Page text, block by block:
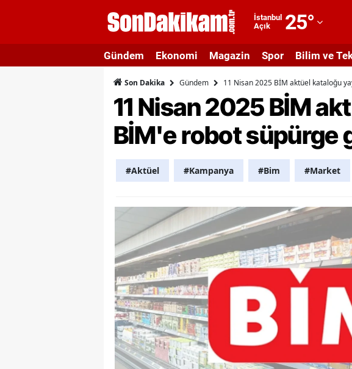
İstanbul
Açık
25°
Adıyaman
Afyonkarahisar
Ağrı
Amasya
Ankara
Artvin
Balıkesir
Bilecik
Bingöl
Bitlis
Bolu
Gündem Ekonomi Magazin Spor Bilim ve
Son Dakika Gündem 11 Nisan 2025 BİM aktüel kataloğu
11 Nisan 2025 BİM
BİM'e robot süpürge
#Aktüel #Kampanya #Bim #Market